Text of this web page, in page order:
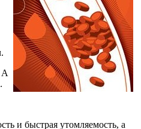
А
и быстрая утомляемость, а